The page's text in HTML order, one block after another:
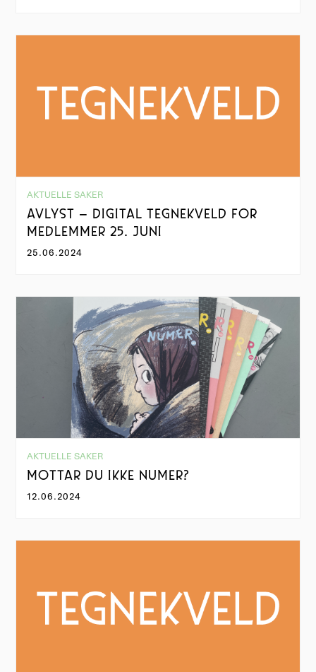
AKTUELLE SAKER
AVLYST – DIGITAL TEGNEKVELD FOR
MEDLEMMER 25. JUNI
25.06.2024
AKTUELLE SAKER
MOTTAR DU IKKE NUMER?
12.06.2024